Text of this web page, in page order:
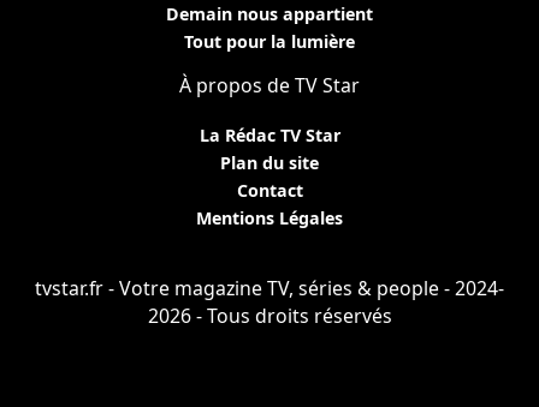
Demain nous appartient
Tout pour la lumière
À propos de TV Star
La Rédac TV Star
Plan du site
Contact
Mentions Légales
tvstar.fr - Votre magazine TV, séries & people - 2024-
2026 - Tous droits réservés